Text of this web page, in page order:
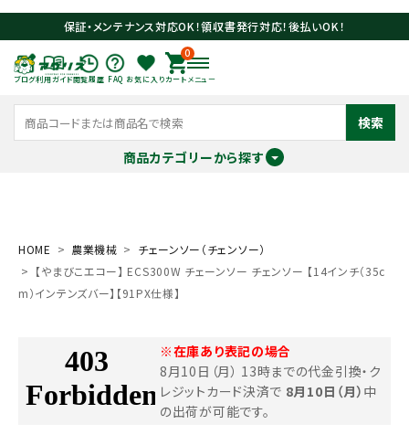
保証・メンテナンス対応OK！領収書発行対応！後払いOK！
ブログ利用ガイド閲覧履歴 FAQ お気に入り
0
カート メニュー
検索
商品カテゴリーから探す
search
HOME 農業機械
チェーンソー（チェンソー）
【やまびこエコー】 ECS300W チェーンソー チェンソー 【14インチ（35c
m）インテンズバー】【91PX仕様】
※在庫あり表記の場合
8月10日（月） 13時までの代金引換・ク
レジットカード決済で 8月10日（月） 中
の出荷が可能です。